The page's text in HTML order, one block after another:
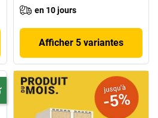
en 10 jours
Afficher 5 variantes